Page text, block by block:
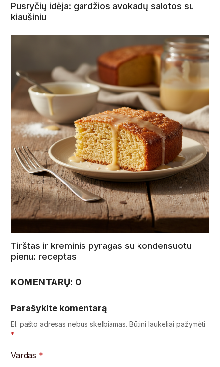
Pusryčių idėja: gardžios avokadų salotos su
kiaušiniu
Tirštas ir kreminis pyragas su kondensuotu
pienu: receptas
KOMENTARŲ: 0
Parašykite komentarą
El. pašto adresas nebus skelbiamas. Būtini laukeliai pažymėti
*
Vardas *